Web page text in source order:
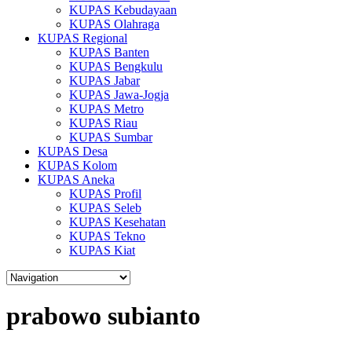
KUPAS Kebudayaan
KUPAS Olahraga
KUPAS Regional
KUPAS Banten
KUPAS Bengkulu
KUPAS Jabar
KUPAS Jawa-Jogja
KUPAS Metro
KUPAS Riau
KUPAS Sumbar
KUPAS Desa
KUPAS Kolom
KUPAS Aneka
KUPAS Profil
KUPAS Seleb
KUPAS Kesehatan
KUPAS Tekno
KUPAS Kiat
prabowo subianto